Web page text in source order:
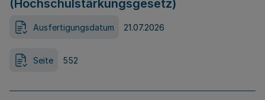
(Hochschulstärkungsgesetz)
Ausfertigungsdatum 21.07.2026
Seite 552